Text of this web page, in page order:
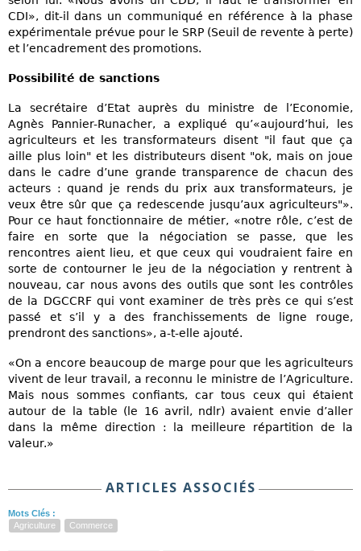
CDI», dit-il dans un communiqué en référence à la phase
expérimentale prévue pour le SRP (Seuil de revente à perte)
et l’encadrement des promotions.
Possibilité de sanctions
La secrétaire d’Etat auprès du ministre de l’Economie,
Agnès Pannier-Runacher, a expliqué qu’«aujourd’hui, les
agriculteurs et les transformateurs disent "il faut que ça
aille plus loin" et les distributeurs disent "ok, mais on joue
dans le cadre d’une grande transparence de chacun des
acteurs : quand je rends du prix aux transformateurs, je
veux être sûr que ça redescende jusqu’aux agriculteurs"».
Pour ce haut fonctionnaire de métier, «notre rôle, c’est de
faire en sorte que la négociation se passe, que les
rencontres aient lieu, et que ceux qui voudraient faire en
sorte de contourner le jeu de la négociation y rentrent à
nouveau, car nous avons des outils que sont les contrôles
de la DGCCRF qui vont examiner de très près ce qui s’est
passé et s’il y a des franchissements de ligne rouge,
prendront des sanctions», a-t-elle ajouté.
«On a encore beaucoup de marge pour que les agriculteurs
vivent de leur travail, a reconnu le ministre de l’Agriculture.
Mais nous sommes confiants, car tous ceux qui étaient
autour de la table (le 16 avril, ndlr) avaient envie d’aller
dans la même direction : la meilleure répartition de la
valeur.»
ARTICLES ASSOCIÉS
Mots Clés :
Agriculture
Commerce